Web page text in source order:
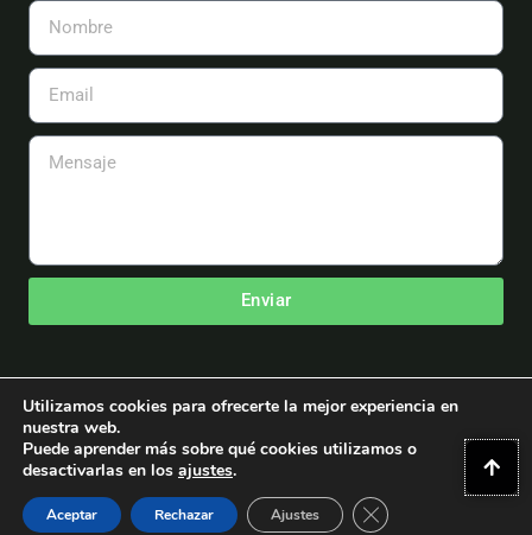
Nombre
Email
Mensaje
Enviar
Copyright © 2026 Asociación Española de Aeromodelismo
Powered by Asociación Española de Aeromodelismo.
WordPress y Astra Themes
Utilizamos cookies para ofrecerte la mejor experiencia en
nuestra web.
Puede aprender más sobre qué cookies utilizamos o
desactivarlas en los ajustes.
Aceptar Rechazar Ajustes Cerrar El Banner